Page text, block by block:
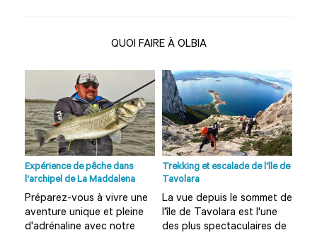
QUOI FAIRE À OLBIA
Expérience de pêche dans
l'archipel de La Maddalena
Préparez-vous à vivre une
aventure unique et pleine
d'adrénaline avec notre
Trekking et escalade de l'île de
Tavolara
La vue depuis le sommet de
l'île de Tavolara est l'une
des plus spectaculaires de